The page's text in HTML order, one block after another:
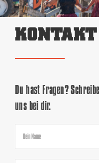
KONTAKT
Du hast Fragen?
uns bei dir.